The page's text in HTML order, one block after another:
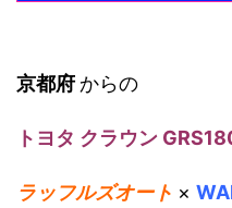
京都府からの
トヨタ クラウン
ラッフルズオート ×